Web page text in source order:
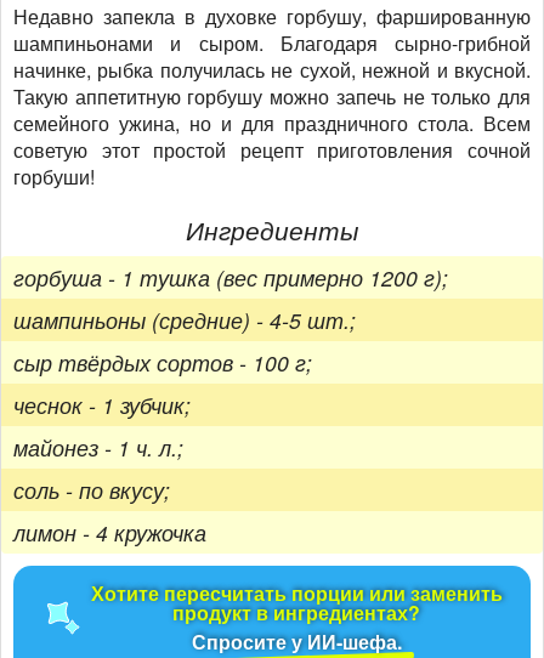
Недавно запекла в духовке горбушу, фаршированную
шампиньонами и сыром. Благодаря сырно-грибной
начинке, рыбка получилась не сухой, нежной и вкусной.
Такую аппетитную горбушу можно запечь не только для
семейного ужина, но и для праздничного стола. Всем
советую этот простой рецепт приготовления сочной
горбуши!
Ингредиенты
горбуша - 1 тушка (вес примерно 1200 г);
шампиньоны (средние) - 4-5 шт.;
сыр твёрдых сортов - 100 г;
чеснок - 1 зубчик;
майонез - 1 ч. л.;
соль - по вкусу;
лимон - 4 кружочка
Хотите пересчитать порции или заменить
продукт в ингредиентах?
Спросите у ИИ-шефа.